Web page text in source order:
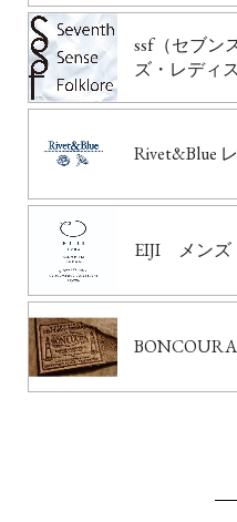
ssf（セブン
ズ・レディス
Rivet&Blue
EIJI メンズ